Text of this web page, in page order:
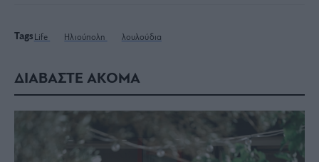
Tags Life Ηλιούπολη λουλούδια
ΔΙΑΒΑΣΤΕ ΑΚΟΜΑ